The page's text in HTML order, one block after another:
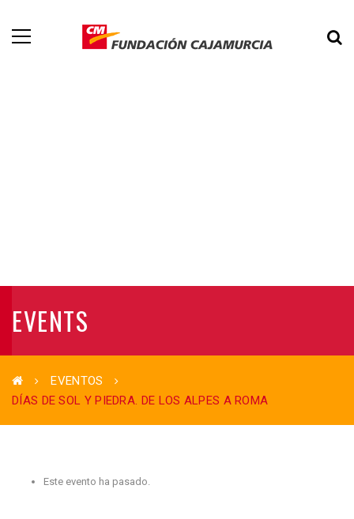
EVENTS
EVENTOS
DÍAS DE SOL Y PIEDRA. DE LOS ALPES A ROMA
Este evento ha pasado.